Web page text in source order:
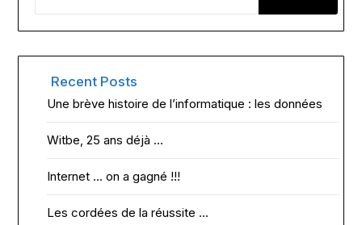
Recent Posts
Une brève histoire de l’informatique : les données
Witbe, 25 ans déjà …
Internet … on a gagné !!!
Les cordées de la réussite …